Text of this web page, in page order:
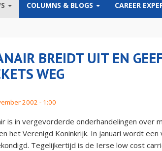
COLUMNS & BLOGS CAREER
BREIDT UIT EN
WEG
2002 - 1:00
is in vergevorderde onderhandelingen over
het Verenigd Koninkrijk. In januari wordt
Tegelijkertijd is de Ierse low cost